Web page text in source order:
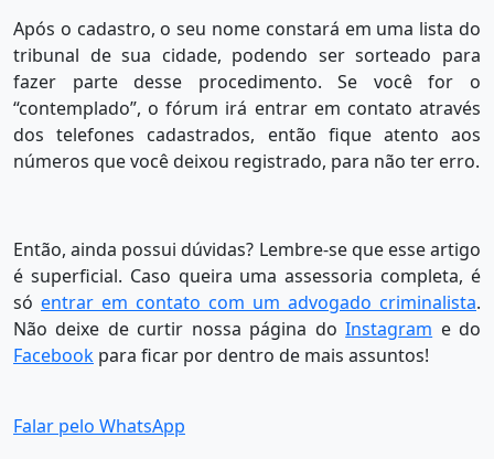
Após o cadastro, o seu nome constará em uma lista do
tribunal de sua cidade, podendo ser sorteado para
fazer parte desse procedimento. Se você for o
“contemplado”, o fórum irá entrar em contato através
dos telefones cadastrados, então fique atento aos
números que você deixou registrado, para não ter erro.
Então, ainda possui dúvidas? Lembre-se que esse artigo
é superficial. Caso queira uma assessoria completa, é
só entrar em contato com um advogado criminalista.
Não deixe de curtir nossa página doInstagram e do
Facebook para ficar por dentro de mais assuntos!
Falar pelo WhatsApp